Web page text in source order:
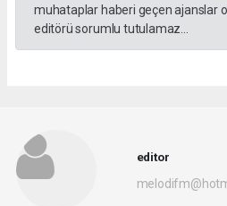
muhataplar haberi geçen ajanslar
editörü sorumlu tutulamaz...
editor